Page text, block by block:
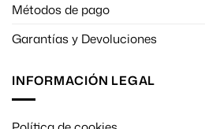
Métodos de pago
Garantías y Devoluciones
INFORMACIÓN LEGAL